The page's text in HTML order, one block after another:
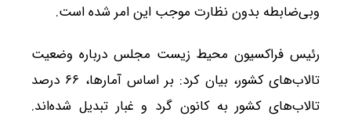
وبی‌ضابطه بدون نظارت موجب این امر شده است.
رئیس فراکسیون محیط زیست مجلس درباره وضعیت
تالاب‌های کشور، بیان کرد: بر اساس آمارها، ۶۶ درصد
تالاب‌های کشور به کانون گرد و غبار تبدیل شده‌اند.